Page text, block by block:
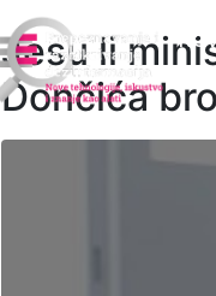
Jesu li
Dončića